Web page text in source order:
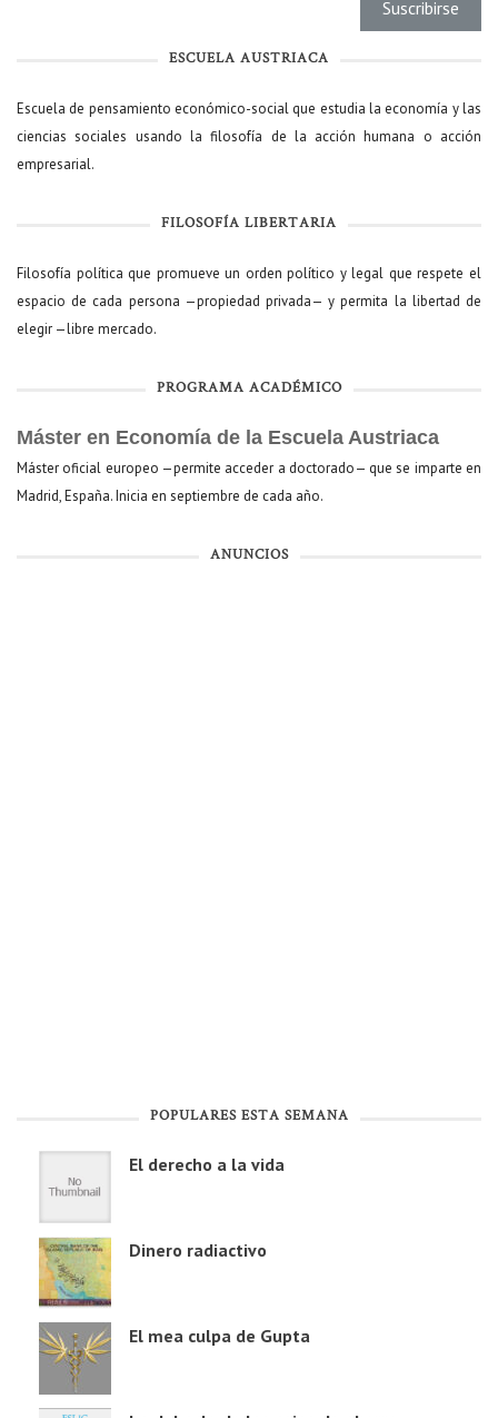
ESCUELA AUSTRIACA
Escuela de pensamiento económico-social que estudia la economía y las
ciencias sociales usando la filosofía de la acción humana o acción
empresarial.
FILOSOFÍA LIBERTARIA
Filosofía política que promueve un orden político y legal que respete el
espacio de cada persona —propiedad privada— y permita la libertad de
elegir —libre mercado.
PROGRAMA ACADÉMICO
Máster en Economía de la Escuela Austriaca
Máster oficial europeo —permite acceder a doctorado— que se imparte en
Madrid, España. Inicia en septiembre de cada año.
ANUNCIOS
POPULARES ESTA SEMANA
El derecho a la vida
Dinero radiactivo
El mea culpa de Gupta